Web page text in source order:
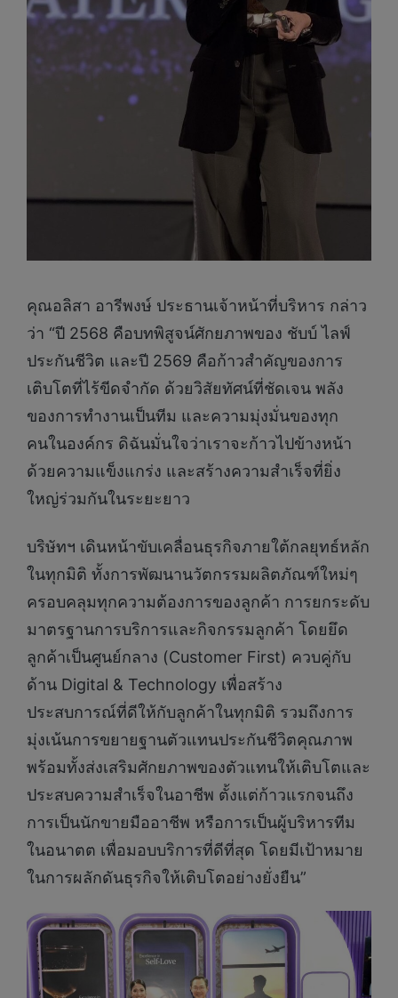
คุณอลิสา อารีพงษ์ ประธานเจ้าหน้าที่บริหาร กล่าว
ว่า “ปี 2568 คือบทพิสูจน์ศักยภาพของ ชับบ์ ไลฟ์
ประกันชีวิต และปี 2569 คือก้าวสำคัญของการ
เติบโตที่ไร้ขีดจำกัด ด้วยวิสัยทัศน์ที่ชัดเจน พลัง
ของการทำงานเป็นทีม และความมุ่งมั่นของทุก
คนในองค์กร ดิฉันมั่นใจว่าเราจะก้าวไปข้างหน้า
ด้วยความแข็งแกร่ง และสร้างความสำเร็จที่ยิ่ง
ใหญ่ร่วมกันในระยะยาว
บริษัทฯ เดินหน้าขับเคลื่อนธุรกิจภายใต้กลยุทธ์หลัก
ในทุกมิติ ทั้งการพัฒนานวัตกรรมผลิตภัณฑ์ใหม่ๆ
ครอบคลุมทุกความต้องการของลูกค้า การยกระดับ
มาตรฐานการบริการและกิจกรรมลูกค้า โดยยึด
ลูกค้าเป็นศูนย์กลาง (Customer First) ควบคู่กับ
ด้าน Digital & Technology เพื่อสร้าง
ประสบการณ์ที่ดีให้กับลูกค้าในทุกมิติ รวมถึงการ
มุ่งเน้นการขยายฐานตัวแทนประกันชีวิตคุณภาพ
พร้อมทั้งส่งเสริมศักยภาพของตัวแทนให้เติบโตและ
ประสบความสำเร็จในอาชีพ ตั้งแต่ก้าวแรกจนถึง
การเป็นนักขายมืออาชีพ หรือการเป็นผู้บริหารทีม
ในอนาตต เพื่อมอบบริการที่ดีที่สุด โดยมีเป้าหมาย
ในการผลักดันธุรกิจให้เติบโตอย่างยั่งยืน”